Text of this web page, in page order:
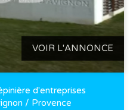
VOIR L'ANNONCE
d'entreprises
/ Provence